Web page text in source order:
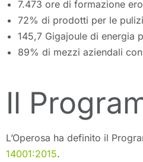
7.473 ore di formazione
72% di prodotti per le
145,7 Gigajoule di energia
89% di mezzi aziendali
Il
L’Operosa ha definito il
14001:2015.